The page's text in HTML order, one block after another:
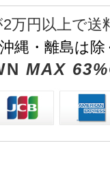
万円以上で送
沖縄・離島は
MAX